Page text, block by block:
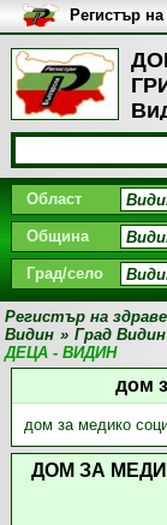
Регистър
България
Област
Община
Град/село
Регистър на
Видин » Град Видин
ДЕЦА - ВИДИН
дом
дом за медико
ДОМ ЗА